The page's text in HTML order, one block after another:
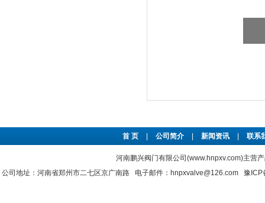
首 页 公司简介 新闻资讯 联系
河南鹏兴阀门有限公司(www.hnpxv.com)主营
公司地址：河南省郑州市二七区京广南路 电子邮件：hnpxvalve@126.com 豫ICP